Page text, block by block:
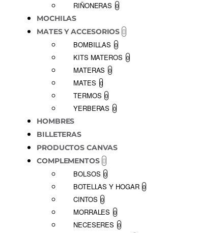
RIÑONERAS 0
MOCHILAS
MATES Y ACCESORIOS
BOMBILLAS 0
KITS MATEROS 0
MATERAS 0
MATES 0
TERMOS 0
YERBERAS 0
HOMBRES
BILLETERAS
PRODUCTOS CANVAS
COMPLEMENTOS
BOLSOS 0
BOTELLAS Y HOGAR 0
CINTOS 0
MORRALES 0
NECESERES 0